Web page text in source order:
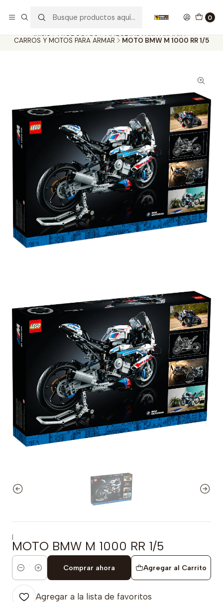
0
Inicio PRODUCTOS
MAQUETAS PARA ARMAR
CARROS Y MOTOS PARA ARMAR
MOTO BMW M 1000 RR 1/5
|
MOTO BMW M 1000 RR 1/5
Cantidad
Agregar al Carrito
Comprar ahora
Agregar a la lista de favoritos